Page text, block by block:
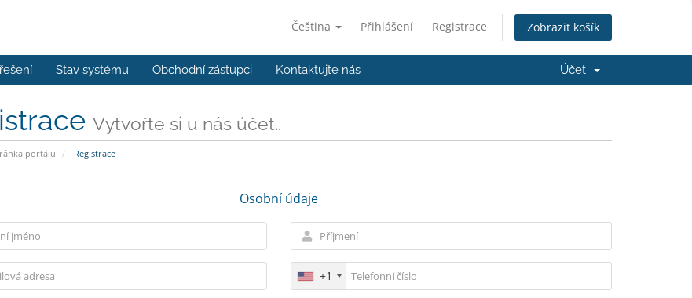
Čeština Přihlášení Registrace Zobrazit košík
Stav systému Obchodní zástupci Kontaktujte nás Účet
Vytvořte si u nás účet..
portálu Registrace
Osobní údaje
+1